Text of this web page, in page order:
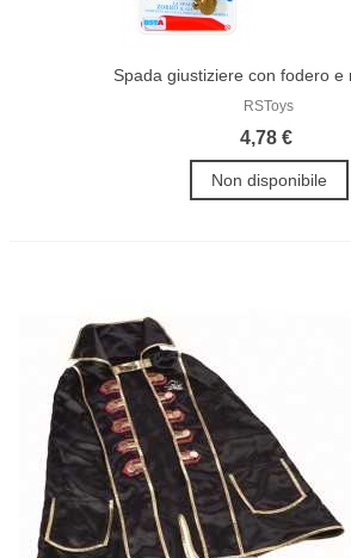
Spada giustiziere con fodero e
RSToys
4,78 €
Non disponibile